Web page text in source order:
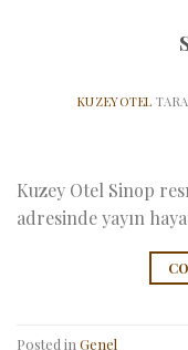
KUZEYOTEL
Kuzey Otel Sinop
adresinde yayın
Posted in Genel